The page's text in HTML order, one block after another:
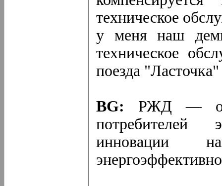
техническое
у меня наш
техническое
поезда "Ласточка"
BG: РЖД —
потребителей
инновации